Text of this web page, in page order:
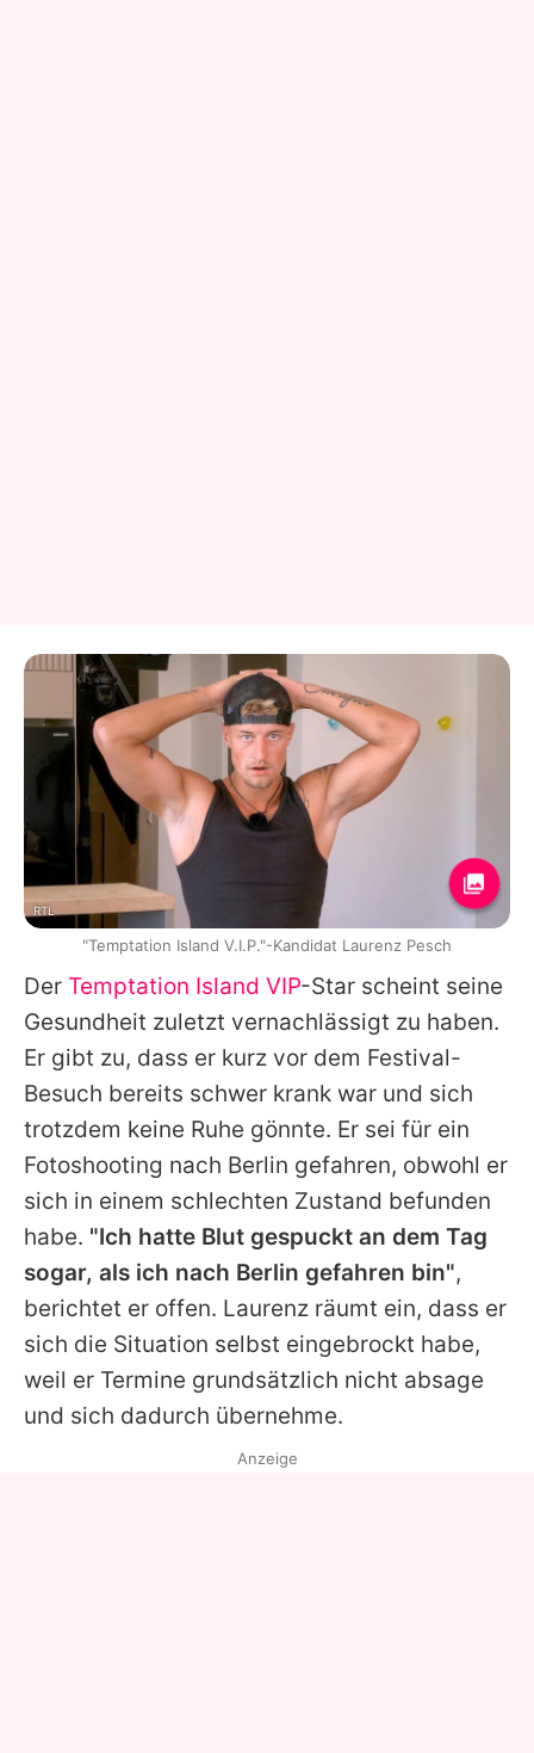
Der Temptation Island VIP-Star scheint seine
Gesundheit zuletzt vernachlässigt zu haben.
Er gibt zu, dass er kurz vor dem Festival-
Besuch bereits schwer krank war und sich
trotzdem keine Ruhe gönnte. Er sei für ein
Fotoshooting nach Berlin gefahren, obwohl er
sich in einem schlechten Zustand befunden
habe. "Ich hatte Blut gespuckt an dem Tag
sogar, als ich nach Berlin gefahren bin",
berichtet er offen. Laurenz räumt ein, dass er
sich die Situation selbst eingebrockt habe,
weil er Termine grundsätzlich nicht absage
und sich dadurch übernehme.
RTL
"Temptation Island V.I.P."-Kandidat Laurenz Pesch
Anzeige